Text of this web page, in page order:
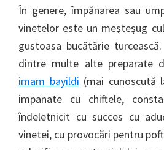
În genere, împănarea sau
vinetelor este un meşteşug
gustoasa bucătărie
dintre multe alte preparate
imam bayildi (mai cunoscută
impanate cu chiftele,
îndeletnicit cu succes cu
vinetei, cu provocări pentru